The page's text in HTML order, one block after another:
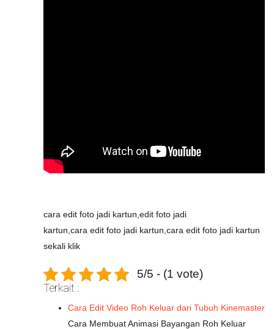
cara edit foto jadi kartun,edit foto jadi
kartun,cara edit foto jadi kartun,cara edit foto jadi kartun
sekali klik
5/5 - (1 vote)
Terkait :
Cara Edit Video Roh Keluar dari Tubuh Kinemaster
Cara Membuat Animasi Bayangan Roh Keluar